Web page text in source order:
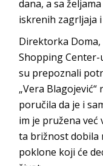
dana, a sa
iskrenih zagrljaja
Direktorka Doma,
Shopping Center-
su prepoznali
„Vera
poručila da je i
im je pružena već
ta brižnost dobila
poklone koji će